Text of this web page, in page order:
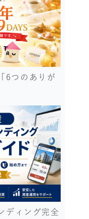
6つのありが
ディング完全